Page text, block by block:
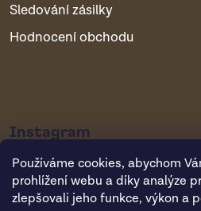
Používáme cookies, abychom
prohlížení webu a díky analýze
zlepšovali jeho funkce, výkon a
Sledování zásilky
Hodnocení obchodu
Instagram